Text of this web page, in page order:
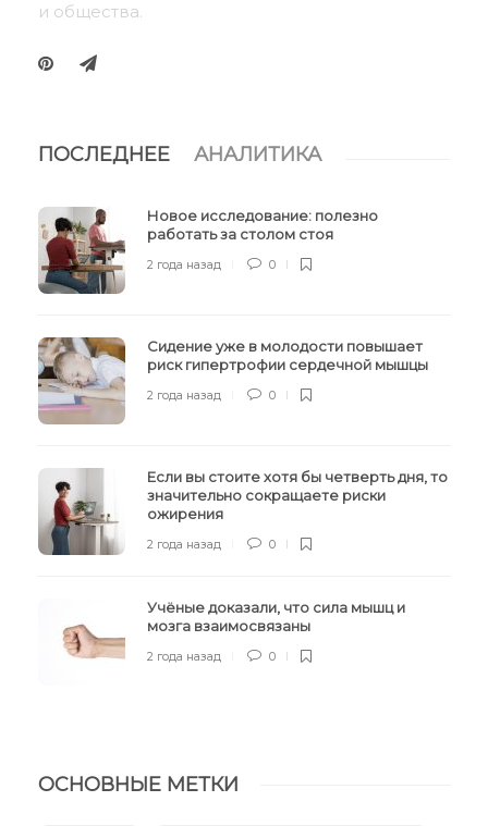
и общества.
ПОСЛЕДНЕЕ АНАЛИТИКА
Новое исследование: полезно
работать за столом стоя
2 года назад 0
Сидение уже в молодости повышает
риск гипертрофии сердечной мышцы
2 года назад 0
Если вы стоите хотя бы четверть дня, то
значительно сокращаете риски
ожирения
2 года назад 0
Учёные доказали, что сила мышц и
мозга взаимосвязаны
2 года назад 0
ОСНОВНЫЕ МЕТКИ